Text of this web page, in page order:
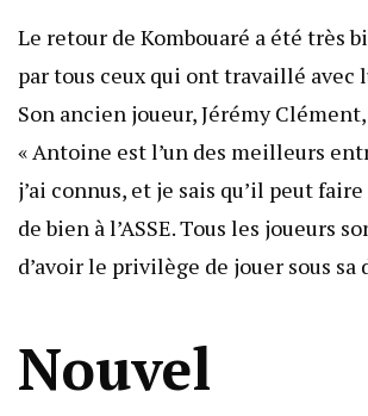
Le retour de Kombouaré a été très
par tous ceux qui ont travaillé avec
Son ancien joueur, Jérémy
« Antoine est l’un des meilleurs
j’ai connus, et je sais qu’il peut
de bien à l’ASSE. Tous les joueurs
d’avoir le privilège de jouer sous sa
Nouvel